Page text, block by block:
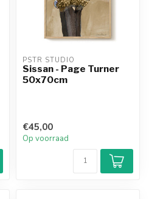
PSTR STUDIO
Sissan - Page Turner
50x70cm
€45,00
Op voorraad